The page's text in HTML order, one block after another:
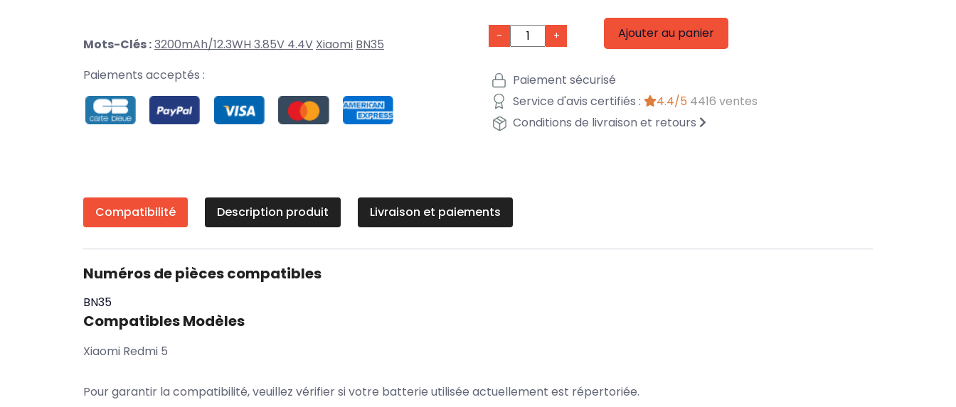
Mots-Clés :3200mAh/12.3WH 3.85V 4.4V Xiaomi BN35
Paiements acceptés :
- + Ajouter au panier
Paiement sécurisé
Service d'avis certifiés :
4.4/5 4416 ventes
Conditions de livraison et retours
Compatibilité Description produit Livraison et paiements
Numéros de pièces compatibles
BN35
Compatibles Modèles
Xiaomi Redmi 5
Pour garantir la compatibilité, veuillez vérifier si votre batterie utilisée actuellement est répertoriée.